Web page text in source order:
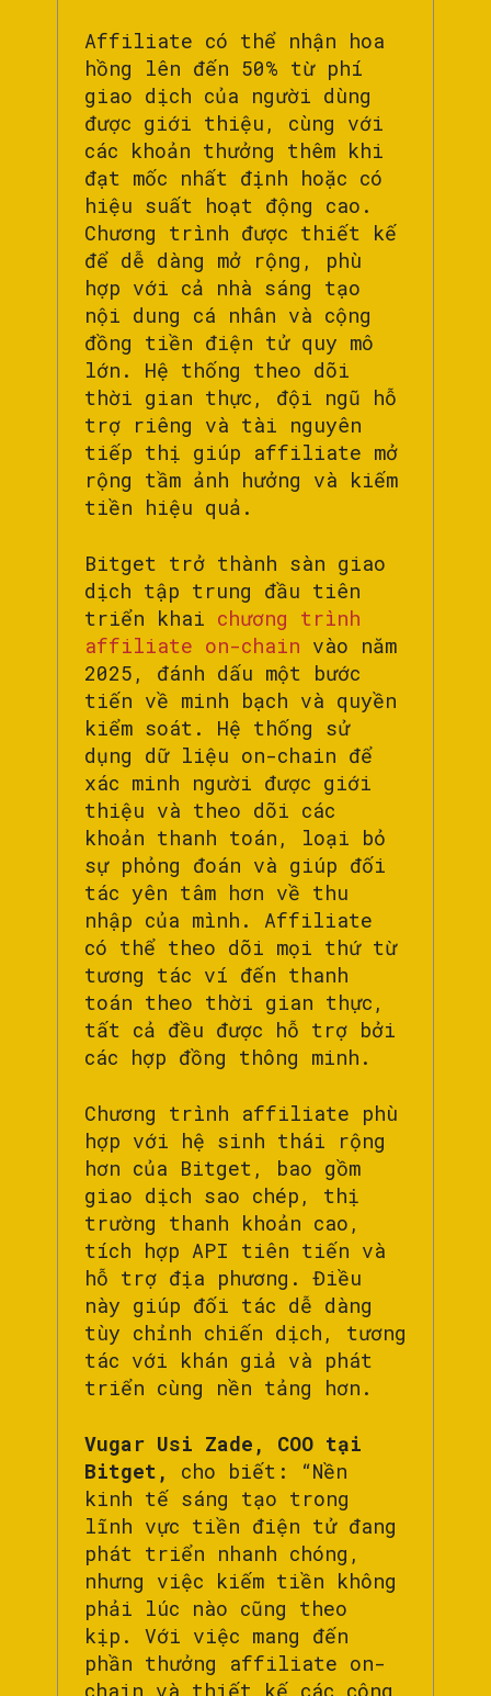
Affiliate có thể nhận hoa
hồng lên đến 50% từ phí
giao dịch của người dùng
được giới thiệu, cùng với
các khoản thưởng thêm khi
đạt mốc nhất định hoặc có
hiệu suất hoạt động cao.
Chương trình được thiết kế
để dễ dàng mở rộng, phù
hợp với cả nhà sáng tạo
nội dung cá nhân và cộng
đồng tiền điện tử quy mô
lớn. Hệ thống theo dõi
thời gian thực, đội ngũ hỗ
trợ riêng và tài nguyên
tiếp thị giúp affiliate mở
rộng tầm ảnh hưởng và kiếm
tiền hiệu quả.
Bitget trở thành sàn giao
dịch tập trung đầu tiên
triển khai chương trình
affiliate on-chain vào năm
2025, đánh dấu một bước
tiến về minh bạch và quyền
kiểm soát. Hệ thống sử
dụng dữ liệu on-chain để
xác minh người được giới
thiệu và theo dõi các
khoản thanh toán, loại bỏ
sự phỏng đoán và giúp đối
tác yên tâm hơn về thu
nhập của mình. Affiliate
có thể theo dõi mọi thứ từ
tương tác ví đến thanh
toán theo thời gian thực,
tất cả đều được hỗ trợ bởi
các hợp đồng thông minh.
Chương trình affiliate phù
hợp với hệ sinh thái rộng
hơn của Bitget, bao gồm
giao dịch sao chép, thị
trường thanh khoản cao,
tích hợp API tiên tiến và
hỗ trợ địa phương. Điều
này giúp đối tác dễ dàng
tùy chỉnh chiến dịch, tương
tác với khán giả và phát
triển cùng nền tảng hơn.
Vugar Usi Zade, COO tại
Bitget, cho biết: “Nền
kinh tế sáng tạo trong
lĩnh vực tiền điện tử đang
phát triển nhanh chóng,
nhưng việc kiếm tiền không
phải lúc nào cũng theo
kịp. Với việc mang đến
phần thưởng affiliate on-